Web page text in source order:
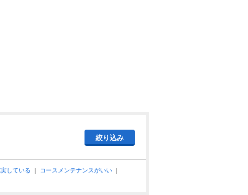
している コースメンテナンスがいい